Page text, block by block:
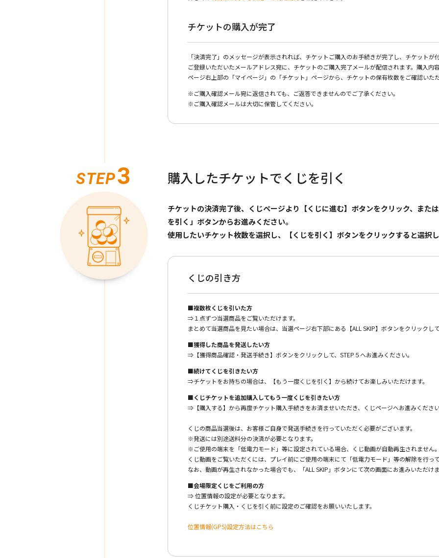
チケットの購入が完了
「決済完了」のメッセージが表示されれば、チケットご購入のお手続きが完了し、チケットが
ご登録いただいたメールアドレス宛に、チケットのご購入完了メールが配信されます。購入内
ページ右上部の「マイページ」の「チケット」ページから、チケットの保有枚数をご確認いただ
※ご購入確認メール宛に返信されても、ご返答できませんのでご了承ください。
※ご購入確認メールは大切に保管してください。
STEP3 購入したチケットでくじを引く
チケットの決済完了後、くじページより【くじに進む】ボタンをクリック、また
を引く」ボタンからお進みください。
使用したいチケット枚数を選択し、【くじを引く】ボタンをクリックすると選択
くじの引き方
■複数枚くじを引いた方
⇒１点ずつ当選商品をご覧いただけます。
まとめて当選商品を見たい場合は、当選ページ右下部にある【ALL SKIP】ボタンをクリックし
■獲得した商品を発送したい方
⇒【獲得商品確認・発送手続き】ボタンをクリックして、STEP５へお進みください。
■続けてくじを引きたい方
⇒チケットをお持ちの場合は、【もう一度くじを引く】から続けてお楽しみいただけます。
■くじチケットを追加購入してもう一度くじを引きたい方
⇒【購入する】から再度チケット購入手続きをお済ませいただき、くじページへお進みください
くじの商品当選後は、お客様ご自身で発送手続きを行っていただく必要がございます。
※発送には別途送料分の決済が必要となります。
※ご使用の端末を「低電力モード」等に設定されている場合、くじ動画が自動再生されません。
くじ動画をご覧いただくには、プレイ前にご使用の端末にて「低電力モード」等の解除を行っ
なお、動画が再生されなかった場合でも、「ALL SKIP」ボタンにて次の画面にお進みいただけま
■会場限定くじをご利用の方
⇒ 位置情報の設定が必要となります。
くじチケット購入・くじを引く前に設定のご確認をお願いいたします。
位置情報(GPS)設定方法はこちら